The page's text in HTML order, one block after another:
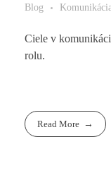
Blog
Komunikácia
Ciele v
rolu.
Read More